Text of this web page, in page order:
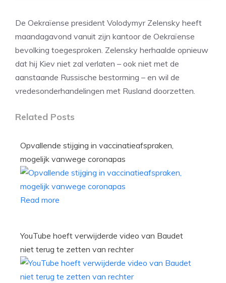
De Oekraïense president Volodymyr Zelensky heeft
maandagavond vanuit zijn kantoor de Oekraïense
bevolking toegesproken. Zelensky herhaalde opnieuw
dat hij Kiev niet zal verlaten – ook niet met de
aanstaande Russische bestorming – en wil de
vredesonderhandelingen met Rusland doorzetten.
Related Posts
Opvallende stijging in vaccinatieafspraken,
mogelijk vanwege coronapas
Read more
YouTube hoeft verwijderde video van Baudet
niet terug te zetten van rechter